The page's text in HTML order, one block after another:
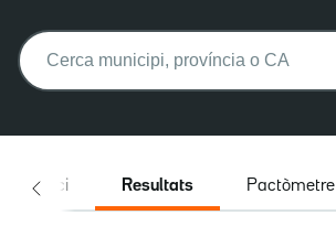
Buscar:
Inici Resultats Pactòmetre